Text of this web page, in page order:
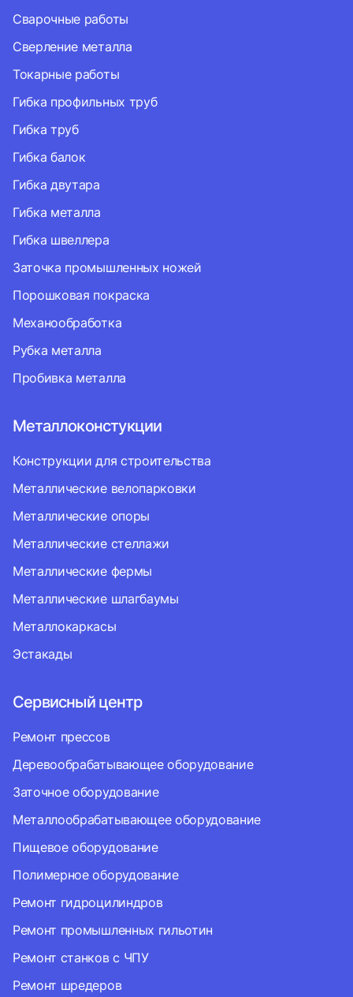
Сварочные работы
Сверление металла
Токарные работы
Гибка профильных труб
Гибка труб
Гибка балок
Гибка двутара
Гибка металла
Гибка швеллера
Заточка промышленных ножей
Порошковая покраска
Механообработка
Рубка металла
Пробивка металла
Металлоконстукции
Конструкции для строительства
Металлические велопарковки
Металлические опоры
Металлические стеллажи
Металлические фермы
Металлические шлагбаумы
Металлокаркасы
Эстакады
Сервисный центр
Ремонт прессов
Деревообрабатывающее оборудование
Заточное оборудование
Металлообрабатывающее оборудование
Пищевое оборудование
Полимерное оборудование
Ремонт гидроцилиндров
Ремонт промышленных гильотин
Ремонт станков с ЧПУ
Ремонт шредеров